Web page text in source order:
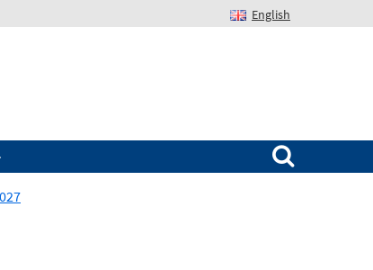
English
Suchen nach: